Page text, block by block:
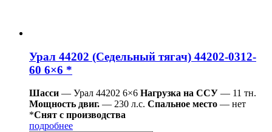
Урал 44202 (Седельный тягач) 44202-0312-
60 6×6 *
Шасси — Урал 44202 6×6 Нагрузка на ССУ — 11 тн.
Мощность двиг. — 230 л.с. Спальное место — нет
*Снят с производства
подробнее